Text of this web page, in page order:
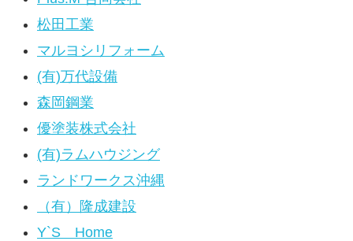
松田工業
マルヨシリフォーム
(有)万代設備
森岡鋼業
優塗装株式会社
(有)ラムハウジング
ランドワークス沖縄
（有）隆成建設
Y`S Home